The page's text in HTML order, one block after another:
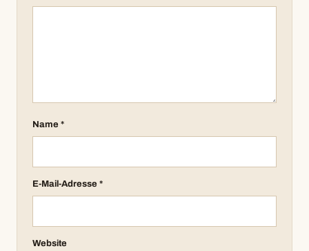
Name *
E-Mail-Adresse *
Website